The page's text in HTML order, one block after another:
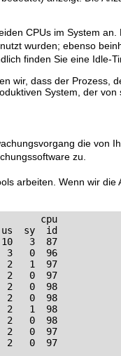
CPUs im System an.
wurden; ebenso
finden Sie eine Idle-
wir, dass der Prozess,
System, der von
die von
zu.
arbeiten. Wenn wir die
cpu
sy  id
3  87
3   0  96
2   1  97
2   0  97
2   0  98
2   0  98
2   1  98
2   0  98
2   0  97
2   0  97